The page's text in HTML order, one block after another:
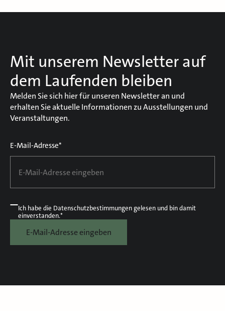
Mit unserem Newsletter auf
dem Laufenden bleiben
Melden Sie sich hier für unseren Newsletter an und
erhalten Sie aktuelle Informationen zu Ausstellungen und
Veranstaltungen.
E-Mail-Adresse*
Ich habe die Datenschutzbestimmungengelesen und bin damit
einverstanden.*
E-Mail-Adresse eingeben